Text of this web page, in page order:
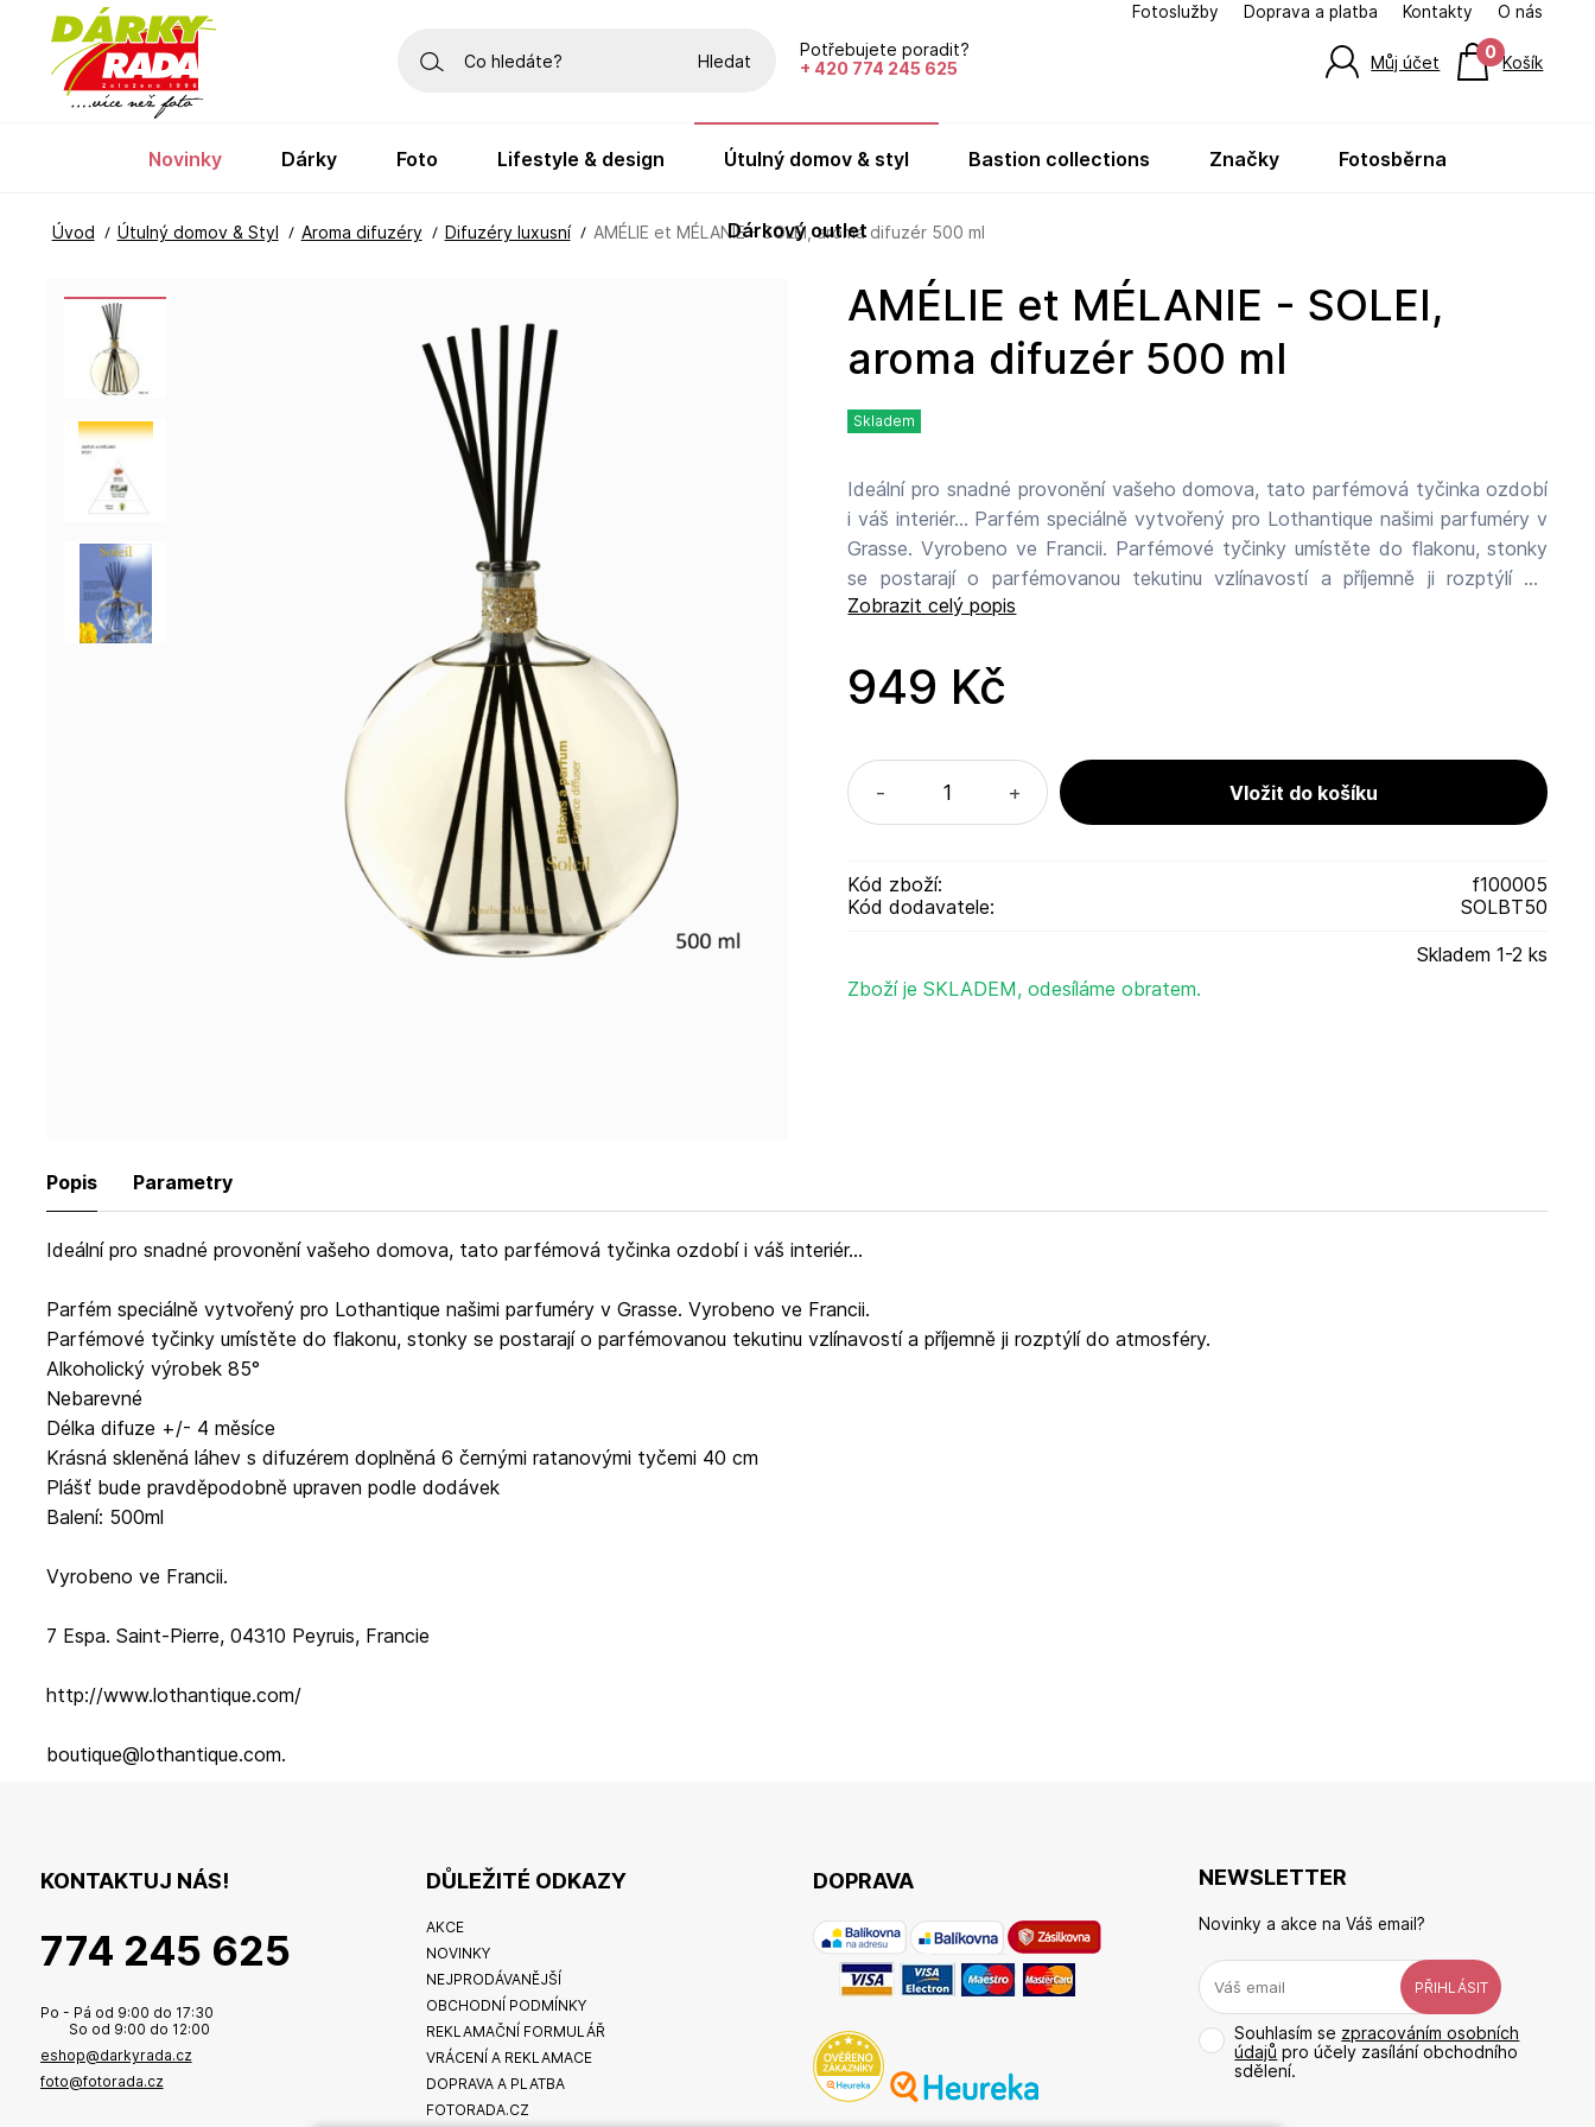
AMÉLIE et MÉLANIE - SOLEI,
aroma difuzér 500 ml
Skladem
Ideální pro snadné provonění vašeho domova, tato parfémová tyčinka ozdobí
i váš interiér... Parfém speciálně vytvořený pro Lothantique našimi parfuméry v
Grasse. Vyrobeno ve Francii. Parfémové tyčinky umístěte do flakonu, stonky
se postarají o parfémovanou tekutinu vzlínavostí a příjemně ji rozptýlí do
atmosféry. Alkoholický výrobek 85° Nebarevné Délka difuze +/- 4 měsíce
cm Plášť bude pravděpodobně upraven podle dodávek Balení: 500ml
Vyrobeno ve Francii. 7 Espa. Saint-Pierre, 04310 Peyruis, Francie
Zobrazit celý popis
949 Kč
- +
Kód zboží:
f100005
Kód dodavatele:
SOLBT50
Skladem 1-2 ks
Zboží je SKLADEM, odesíláme obratem.
Popis Parametry
Ideální pro snadné provonění vašeho domova, tato parfémová tyčinka ozdobí i váš interiér...
Parfém speciálně vytvořený pro Lothantique našimi parfuméry v Grasse. Vyrobeno ve Francii.
Parfémové tyčinky umístěte do flakonu, stonky se postarají o parfémovanou tekutinu vzlínavostí a příjemně ji rozptýlí do atmosféry.
Alkoholický výrobek 85°
Nebarevné
Délka difuze +/- 4 měsíce
Krásná skleněná láhev s difuzérem doplněná 6 černými ratanovými tyčemi 40 cm
Plášť bude pravděpodobně upraven podle dodávek
Balení: 500ml
Vyrobeno ve Francii.
7 Espa. Saint-Pierre, 04310 Peyruis, Francie
http://www.lothantique.com/
boutique@lothantique.com.
Potřebujete poradit?
+ 420 774 245 625
Fotoslužby Doprava a platba Kontakty O nás
Hledat Můj účet Košík
0
Úvod Útulný domov & Styl Aroma difuzéry Difuzéry luxusní AMÉLIE et MÉLANIE - SOLEI, aroma difuzér 500 ml
novinky dárky foto lifestyle & design útulný domov & styl bastion collections značky fotosběrna
dárkový outlet
KONTAKTUJ NÁS!
774 245 625
Po - Pá od 9:00 do 17:30
So od 9:00 do 12:00
eshop@darkyrada.cz
foto@fotorada.cz
DŮLEŽITÉ ODKAZY
AKCE
NOVINKY
NEJPRODÁVANĚJŠÍ
OBCHODNÍ PODMÍNKY
REKLAMAČNÍ FORMULÁŘ
VRÁCENÍ A REKLAMACE
DOPRAVA A PLATBA
FOTORADA.CZ
DOPRAVA NEWSLETTER
Novinky a akce na Váš email?
Souhlasím se zpracováním osobních
údajů pro účely zasílání obchodního
sdělení.